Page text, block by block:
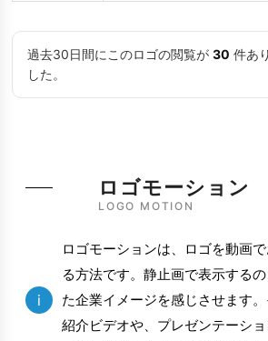
過去30日間にこのロゴの閲覧が 30 件あ
した。
LOGO MOTION
ロゴモーション
i
ロゴモーションは、ロゴを動画
る方法です。静止画で表示する
た企業イメージを感じさせます
紹介ビデオや、プレゼンテーシ